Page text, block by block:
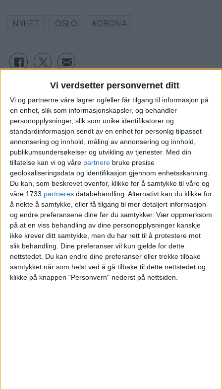
Vi verdsetter personvernet ditt
Vi og partnerne våre lagrer og/eller får tilgang til informasjon på
en enhet, slik som informasjonskapsler, og behandler
personopplysninger, slik som unike identifikatorer og
standardinformasjon sendt av en enhet for personlig tilpasset
annonsering og innhold, måling av annonsering og innhold,
publikumsundersøkelser og utvikling av tjenester. Med din
tillatelse kan vi og våre partnere bruke presise
geolokaliseringsdata og identifikasjon gjennom enhetsskanning.
Du kan, som beskrevet ovenfor, klikke for å samtykke til våre og
våre 1733 partneres databehandling. Alternativt kan du klikke for
å nekte å samtykke, eller få tilgang til mer detaljert informasjon
og endre preferansene dine før du samtykker. Vær oppmerksom
på at en viss behandling av dine personopplysninger kanskje
ikke krever ditt samtykke, men du har rett til å protestere mot
slik behandling. Dine preferanser vil kun gjelde for dette
nettstedet. Du kan endre dine preferanser eller trekke tilbake
samtykket når som helst ved å gå tilbake til dette nettstedet og
klikke på knappen "Personvern" nederst på nettsiden.
NYHET OSLO KORONA